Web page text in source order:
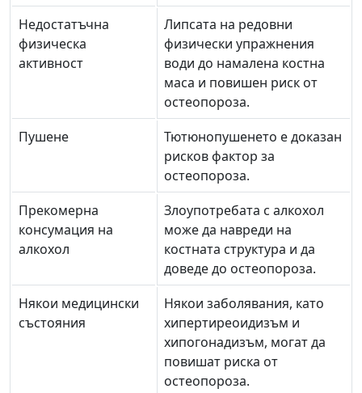
Недостатъчна
физическа
активност
Липсата на редовни
физически упражнения
води до намалена костна
маса и повишен риск от
остеопороза.
Пушене
Тютюнопушенето е доказан
рисков фактор за
остеопороза.
Прекомерна
консумация на
алкохол
Злоупотребата с алкохол
може да навреди на
костната структура и да
доведе до остеопороза.
Някои медицински
състояния
Някои заболявания, като
хипертиреоидизъм и
хипогонадизъм, могат да
повишат риска от
остеопороза.